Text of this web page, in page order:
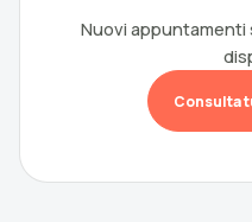
Nuovi appuntamenti
Consulta